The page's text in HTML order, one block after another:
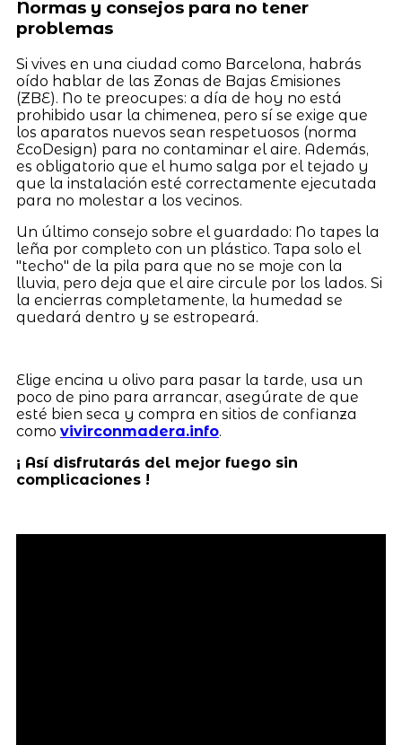
Normas y consejos para no tener
problemas
Si vives en una ciudad como Barcelona, habrás
oído hablar de las Zonas de Bajas Emisiones
(ZBE). No te preocupes: a día de hoy no está
prohibido usar la chimenea, pero sí se exige que
los aparatos nuevos sean respetuosos (norma
EcoDesign) para no contaminar el aire. Además,
es obligatorio que el humo salga por el tejado y
que la instalación esté correctamente ejecutada
para no molestar a los vecinos.
Un último consejo sobre el guardado: No tapes la
leña por completo con un plástico. Tapa solo el
"techo" de la pila para que no se moje con la
lluvia, pero deja que el aire circule por los lados. Si
la encierras completamente, la humedad se
quedará dentro y se estropeará.
Elige encina u olivo para pasar la tarde, usa un
poco de pino para arrancar, asegúrate de que
esté bien seca y compra en sitios de confianza
como vivirconmadera.info.
¡ Así disfrutarás del mejor fuego sin
complicaciones !